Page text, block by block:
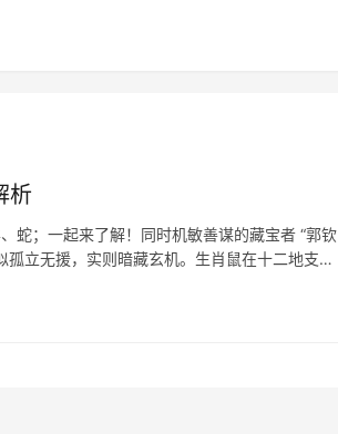
析
蛇；一起来了解！同时机敏善谋的藏宝者 “郭钦
立无援，实则暗藏玄机。生肖鼠在十二地支中